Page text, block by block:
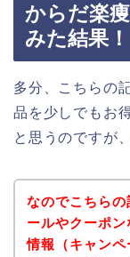
からだ楽
みた結果！
多分、こちらの
品を少しでもお
と思うのですが
なのでこちら
ールやクーポ
情報（キャン